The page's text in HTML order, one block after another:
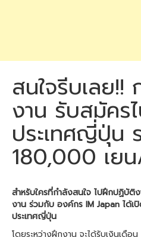
สนใจรีบเลย!!
งาน รับสมัคร
ประเทศญี่ปุ่น
180,000 เย
สำหรับใครที่กำลังสนใจ ไปฝึกปฏิบัติ
งาน ร่วมกับ องค์กร IM Japan ได้เ
ประเทศญี่ปุ่น
โดยระหว่างฝึกงาน จะได้รับเงินเดื